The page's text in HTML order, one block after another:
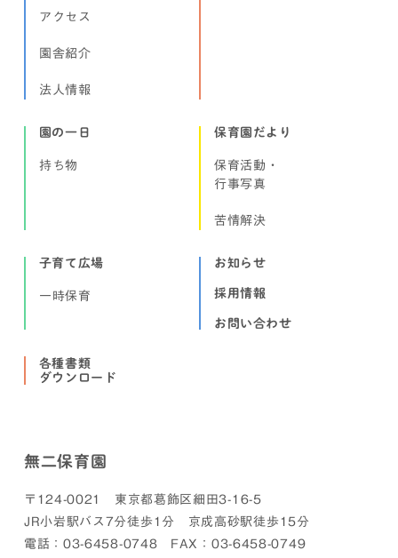
アクセス
園舎紹介
法人情報
園の一日
持ち物
保育園だより
保育活動・
行事写真
苦情解決
子育て広場
一時保育
お知らせ
採用情報
お問い合わせ
各種書類
ダウンロード
無二保育園
〒124-0021 東京都葛飾区細田3-16-5
JR小岩駅バス7分徒歩1分 京成高砂駅徒歩15分
電話：03-6458-0748 FAX：03-6458-0749